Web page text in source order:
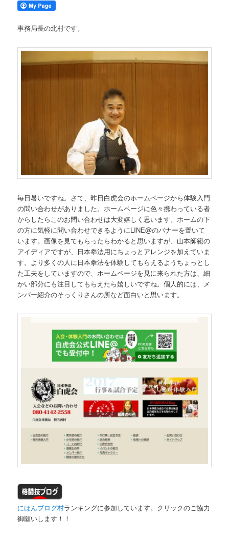
事務局長の北村です。
毎日暑いですね。さて、昨日白虎会のホームページから体験入門
の問い合わせがありました。ホームページに色々携わっている者
からしたらこのお問い合わせは大変嬉しく思います。ホームの下
の方に気軽に問い合わせできるようにLINE@のバナーを置いて
います。画像を見てもらったらわかると思いますが、山本師範の
アイディアですが、日本拳法用にちょっとアレンジを加えていま
す。より多くの人に日本拳法を体験してもらえるようちょっとし
た工夫をしていますので、ホームページを見に来られた方は、細
かい部分にも注目してもらえたら嬉しいですね。個人的には、メ
ンバー紹介のそっくりさんの所など面白いと思います。
にほんブログ村ランキングに参加しています。クリックのご協力
御願いします！！